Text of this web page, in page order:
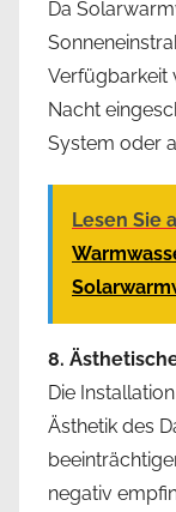
Da
Verfügbarkeit
Nacht
System oder
Lesen Sie
8.
Die
Ästhetik des
negativ